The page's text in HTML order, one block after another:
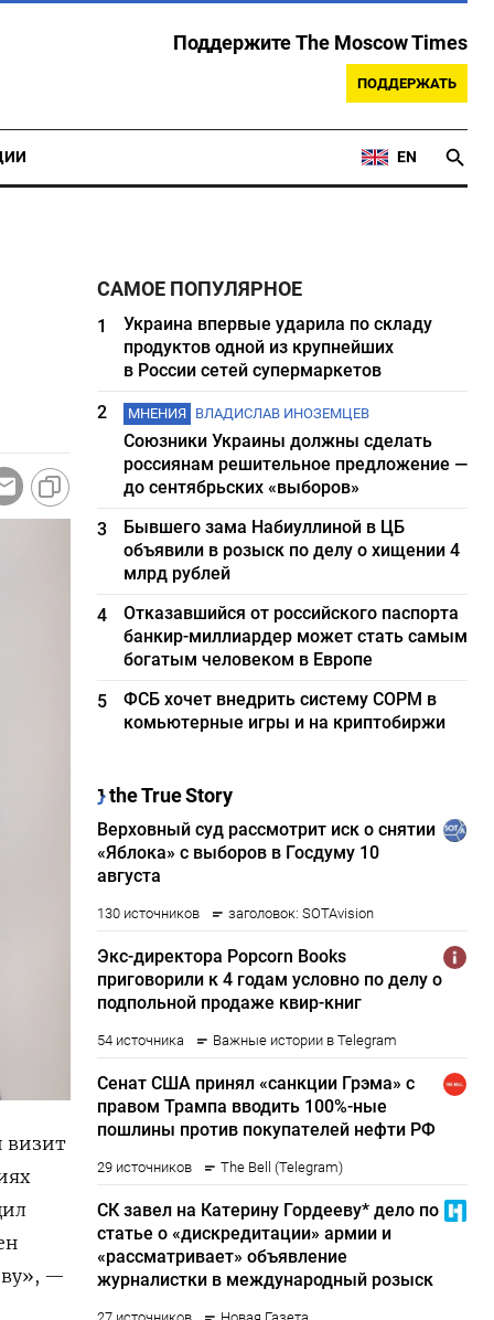
Поддержите The Moscow Times
ПОДДЕРЖАТЬ
EN
визит
», —
САМОЕ ПОПУЛЯРНОЕ
1
Украина впервые ударила по складу
продуктов одной из крупнейших
в России сетей супермаркетов
2
МНЕНИЯ ВЛАДИСЛАВ ИНОЗЕМЦЕВ
Союзники Украины должны сделать
россиянам решительное предложение —
до сентябрьских «выборов»
3
Бывшего зама Набиуллиной в ЦБ
объявили в розыск по делу о хищении 4
млрд рублей
4
Отказавшийся от российского паспорта
банкир-миллиардер может стать самым
богатым человеком в Европе
5
ФСБ хочет внедрить систему СОРМ в
комьютерные игры и на криптобиржи